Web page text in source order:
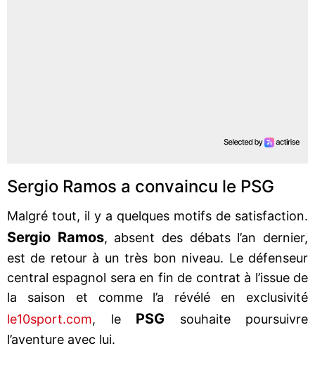
Sergio Ramos a convaincu le PSG
Malgré tout, il y a quelques motifs de satisfaction.
Sergio Ramos, absent des débats l’an dernier,
est de retour à un très bon niveau. Le défenseur
central espagnol sera en fin de contrat à l’issue de
la saison et comme l’a révélé en exclusivité
le10sport.com, le PSG souhaite poursuivre
l’aventure avec lui.